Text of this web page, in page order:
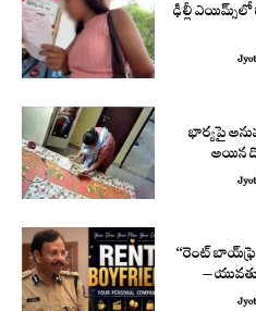
ఢిల్లీ ఎయిమ్స్‌లో
భార్యపై
అయిన
“రెంట్
–